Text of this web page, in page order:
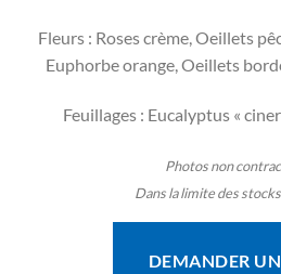
Fleurs : Roses crème, Oeillets
Euphorbe orange, Oeillets
Feuillages : Eucalyptus «
Photos non
Dans la limite des
DEMANDER